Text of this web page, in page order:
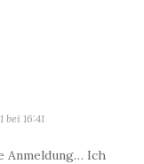
bei 16:41
Anmeldung… Ich